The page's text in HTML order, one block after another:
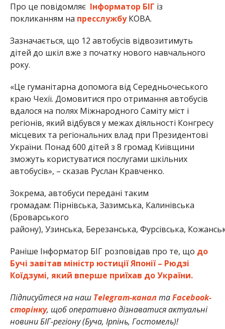
Про це повідомляє Інформатор БІГ із
покликанням на пресслужбуКОВА.
Зазначається, що 12 автобусів відвозитимуть
дітей до шкіл вже з початку нового навчального
року.
«Це гуманітарна допомога від Середньочеського
краю Чехії. Домовитися про отримання автобусів
вдалося на полях Міжнародного Саміту міст і
регіонів, який відбувся у межах діяльності Конгресу
місцевих та регіональних влад при Президентові
України. Понад 600 дітей з 8 громад Київщини
зможуть користуватися послугами шкільних
автобусів», – сказав Руслан Кравченко.
Зокрема, автобуси передані таким
громадам: Пірнівська, Зазимська, Калинівська
(Броварського
району), Узинська, Березанська, Фурсівська,
Раніше Інформатор БІГ розповідав про те, що до
Бучі завітав міністр юстиції Японії – Рюдзі
Коїдзумі, який вперше приїхав до України.
Підписуйтеся на наш Telegram-канал таFacebook-
сторінку, щоб оперативно дізнаватися актуальні
новини БІГ-регіону (Буча, Ірпінь, Гостомель)!